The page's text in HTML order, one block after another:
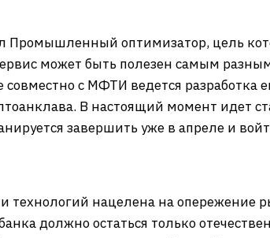
Промышленный оптимизатор, цель
может быть полезен самым
с МФТИ ведется разработка
В настоящий момент идет
завершить уже в апреле и
технологий нацелена на опережение
должно остаться только